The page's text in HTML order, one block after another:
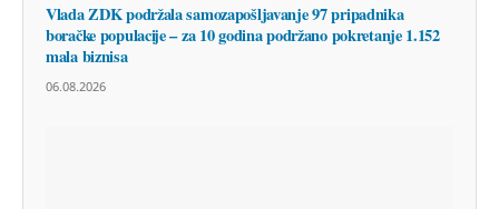
Vlada ZDK podržala samozapošljavanje 97 pripadnika
boračke populacije – za 10 godina podržano pokretanje 1.152
mala biznisa
06.08.2026